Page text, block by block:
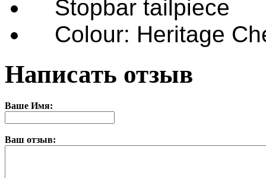
Stopbar tailpiece
Colour: Heritage
Написать отзыв
Ваше Имя:
Ваш отзыв: